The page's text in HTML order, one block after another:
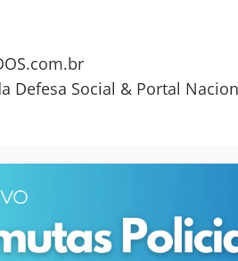
Defesa Social & Portal